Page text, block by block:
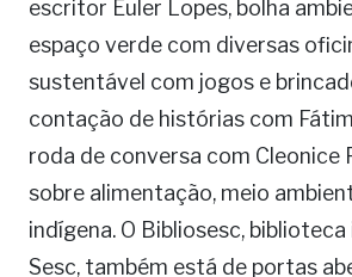
escritor Euler Lopes, bolha
espaço verde com diversas
sustentável com jogos e
contação de histórias com
roda de conversa com Cleonice
sobre alimentação, meio
indígena. O Bibliosesc,
Sesc, também está de portas